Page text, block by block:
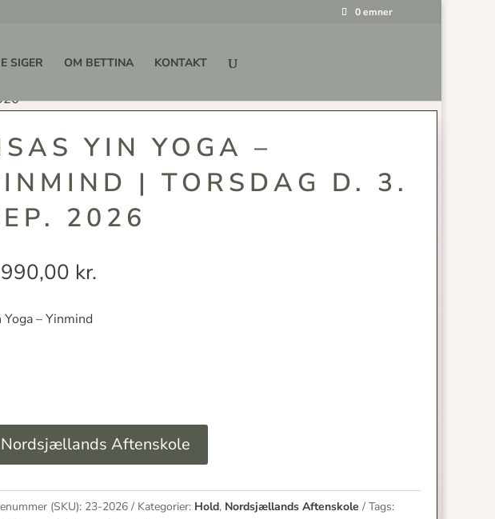
0 emner
SIGER OM BETTINA KONTAKT
YIN YOGA –
| TORSDAG D. 3.
2026
kr.
Yoga – Yinmind
Nordsjællands Aftenskole
(SKU): 23-2026 Kategorier: Hold, Nordsjællands Aftenskole
Tags: